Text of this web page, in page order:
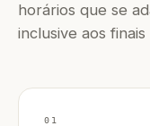
horários que se
inclusive aos
01